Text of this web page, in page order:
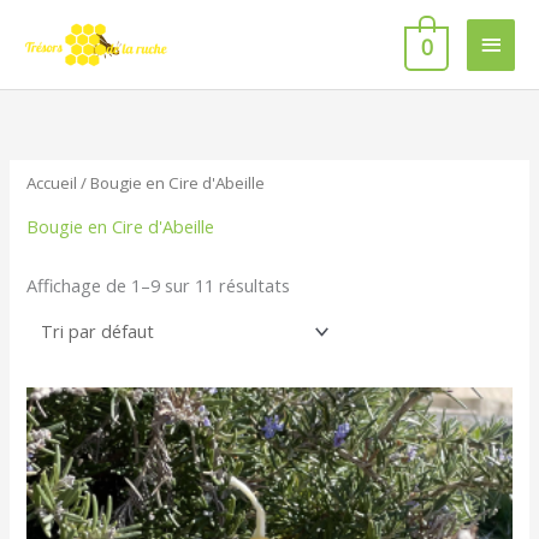
0
Accueil / Bougie en Cire d'Abeille
Bougie en Cire d'Abeille
Affichage de 1–9 sur 11 résultats